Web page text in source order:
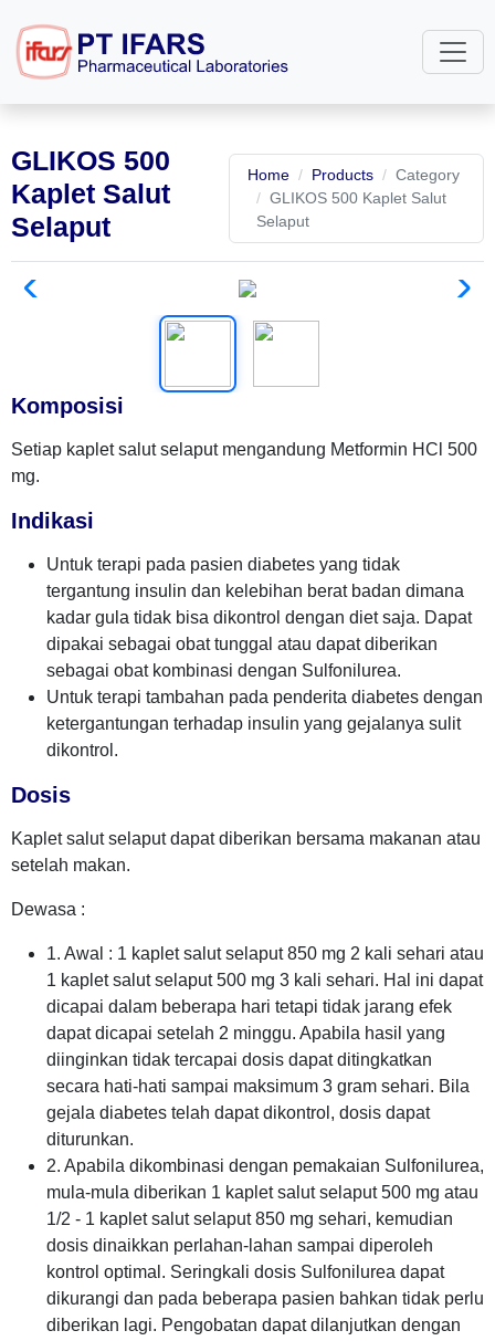
GLIKOS 500
Kaplet Salut
Selaput
Home Products
Category
GLIKOS 500 Kaplet Salut
Selaput
Komposisi
Setiap kaplet salut selaput mengandung Metformin HCl 500
mg.
Indikasi
Untuk terapi pada pasien diabetes yang tidak
tergantung insulin dan kelebihan berat badan dimana
kadar gula tidak bisa dikontrol dengan diet saja. Dapat
dipakai sebagai obat tunggal atau dapat diberikan
sebagai obat kombinasi dengan Sulfonilurea.
Untuk terapi tambahan pada penderita diabetes dengan
ketergantungan terhadap insulin yang gejalanya sulit
dikontrol.
Dosis
Kaplet salut selaput dapat diberikan bersama makanan atau
setelah makan.
Dewasa :
1. Awal : 1 kaplet salut selaput 850 mg 2 kali sehari atau
1 kaplet salut selaput 500 mg 3 kali sehari. Hal ini dapat
dicapai dalam beberapa hari tetapi tidak jarang efek
dapat dicapai setelah 2 minggu. Apabila hasil yang
diinginkan tidak tercapai dosis dapat ditingkatkan
secara hati-hati sampai maksimum 3 gram sehari. Bila
gejala diabetes telah dapat dikontrol, dosis dapat
diturunkan.
2. Apabila dikombinasi dengan pemakaian Sulfonilurea,
mula-mula diberikan 1 kaplet salut selaput 500 mg atau
1/2 - 1 kaplet salut selaput 850 mg sehari, kemudian
dosis dinaikkan perlahan-lahan sampai diperoleh
kontrol optimal. Seringkali dosis Sulfonilurea dapat
dikurangi dan pada beberapa pasien bahkan tidak perlu
diberikan lagi. Pengobatan dapat dilanjutkan dengan